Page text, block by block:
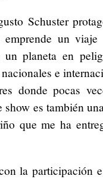
Schuster
un viaje
un planeta en
e
donde pocas
show es también
que me ha
la participación